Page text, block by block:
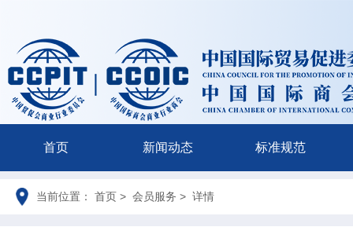
首页 新闻动态 标准规范
当前位置： 首页 > 会员服务 > 详情